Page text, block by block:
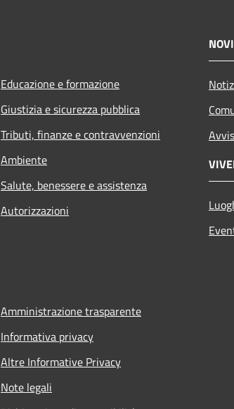
Educazione e formazione
Giustizia e sicurezza pubblica
Tributi, finanze e contravvenzioni
Ambiente
Salute, benessere e assistenza
Autorizzazioni
Amministrazione trasparente
Informativa privacy
Altre Informative Privacy
Note legali